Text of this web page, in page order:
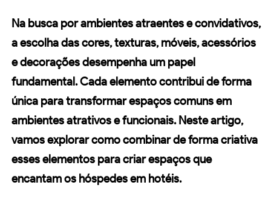
Na busca por ambientes atraentes e convidativos,
a escolha dascores,texturas,móveis,acessórios
edecoraçõesdesempenha um papel
fundamental. Cada elemento contribui de forma
única para transformar espaços comuns em
ambientes atrativos e funcionais. Neste artigo,
vamos explorar como combinar de forma criativa
esses elementos para criar espaços que
encantam os hóspedes em hotéis.